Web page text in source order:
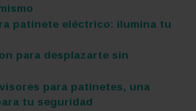
patinete eléctrico: ilumina tu
para desplazarte sin
para patinetes, una
tu seguridad